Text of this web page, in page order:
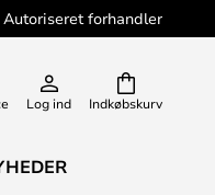
Autoriseret forhandler
Indkøbskurv
Log ind